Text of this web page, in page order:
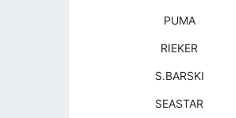
PUMA
RIEKER
S.BARSKI
SEASTAR